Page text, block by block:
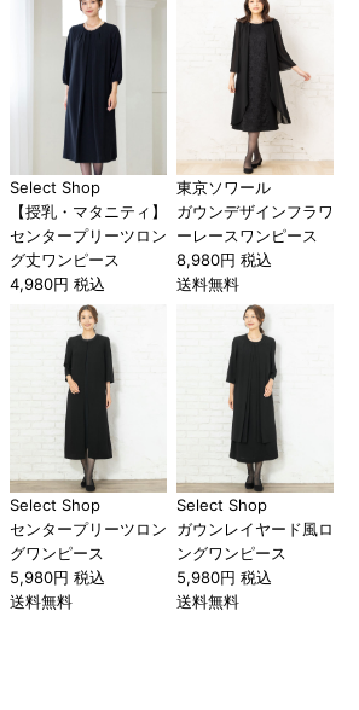
Select Shop
【授乳・マタニティ】
センタープリーツロン
グ丈ワンピース
4,980円 税込
東京ソワール
ガウンデザインフラワ
ーレースワンピース
8,980円 税込
送料無料
Select Shop
センタープリーツロン
グワンピース
5,980円 税込
送料無料
Select Shop
ガウンレイヤード風ロ
ングワンピース
5,980円 税込
送料無料